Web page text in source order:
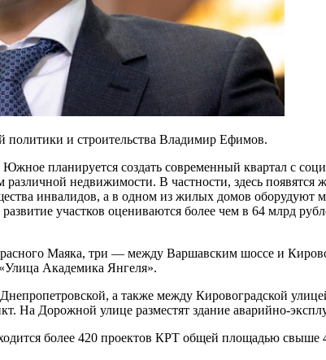
политики и строительства Владимир Ефимов.
планируется создать современный квартал с
недвижимости. В частности, здесь
инвалидов, а в одном из жилых домов оборудуют
участков оцениваются более чем в 64 млрд
Маяка, три — между Варшавским шоссе и
Академика Янгеля».
а также между Кировоградской
На Дорожной улице разместят здание аварийно-
более 420 проектов КРТ общей площадью